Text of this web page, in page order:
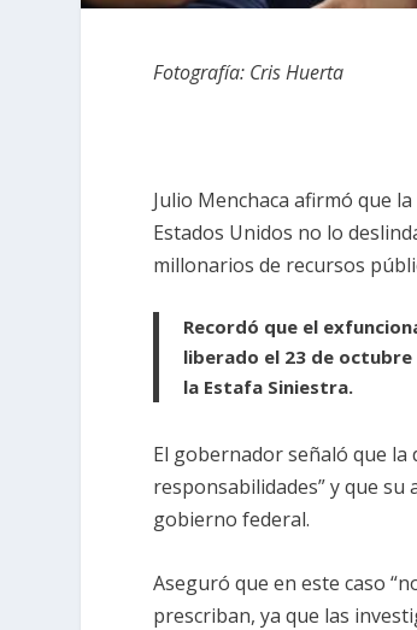
Fotografía: Cris Huerta
Julio Menchaca afirmó que
Estados Unidos no lo
millonarios de recursos
Recordó que el
liberado el 23 de
la Estafa Siniestra.
El gobernador señaló que
responsabilidades” y que
gobierno federal.
Aseguró que en este caso
prescriban, ya que las